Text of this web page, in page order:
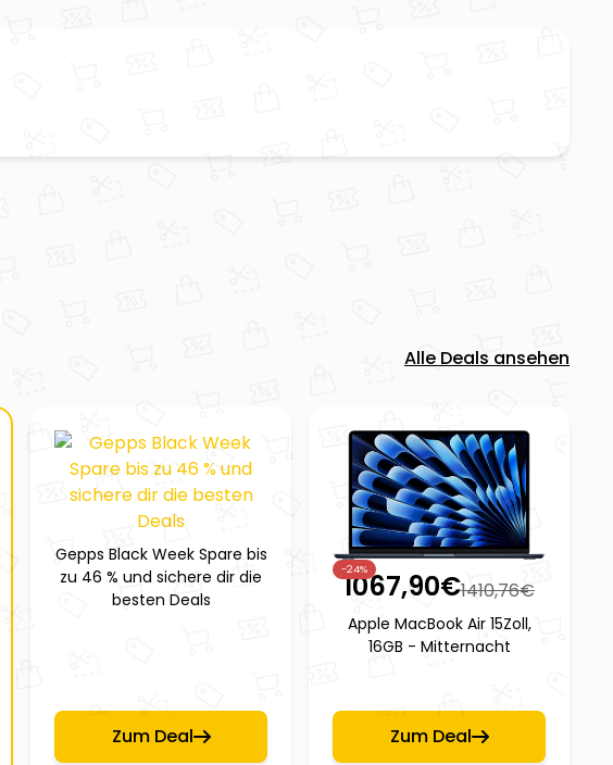
Alle Deals ansehen
Gepps Black Week Spare bis
zu 46 % und sichere dir die
besten Deals
Zum Deal
-24%
1067,90€1410,76€
Apple MacBook Air 15Zoll,
16GB - Mitternacht
Zum Deal